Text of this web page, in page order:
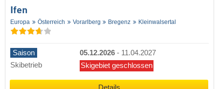
Ifen
Europa Österreich Vorarlberg Bregenz Kleinwalsertal
Saison 05.12.2026 - 11.04.2027
Skibetrieb
Skigebiet geschlossen